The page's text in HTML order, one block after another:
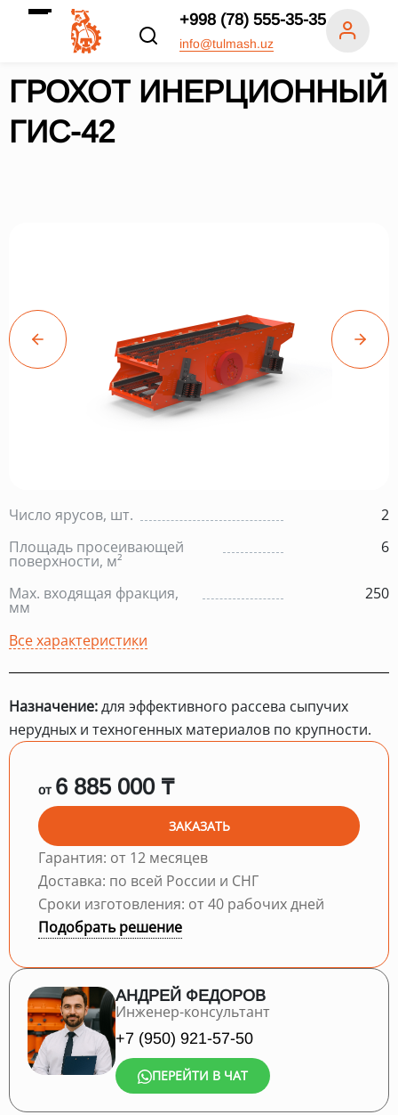
+998 (78) 555-35-35
info@tulmash.uz
ГРОХОТ ИНЕРЦИОННЫЙ
ГИС-42
Число ярусов, шт.
2
Площадь просеивающей
поверхности, м²
6
Max. входящая фракция,
мм
250
Все характеристики
Назначение:для эффективного рассева сыпучих
нерудных и техногенных материалов по крупности.
от 6 885 000 ₸
ЗАКАЗАТЬ
Гарантия: от 12 месяцев
Доставка: по всей России и СНГ
Сроки изготовления: от 40 рабочих дней
Подобрать решение
АНДРЕЙ ФЕДОРОВ
Инженер-консультант
+7 (950) 921-57-50
ПЕРЕЙТИ В ЧАТ